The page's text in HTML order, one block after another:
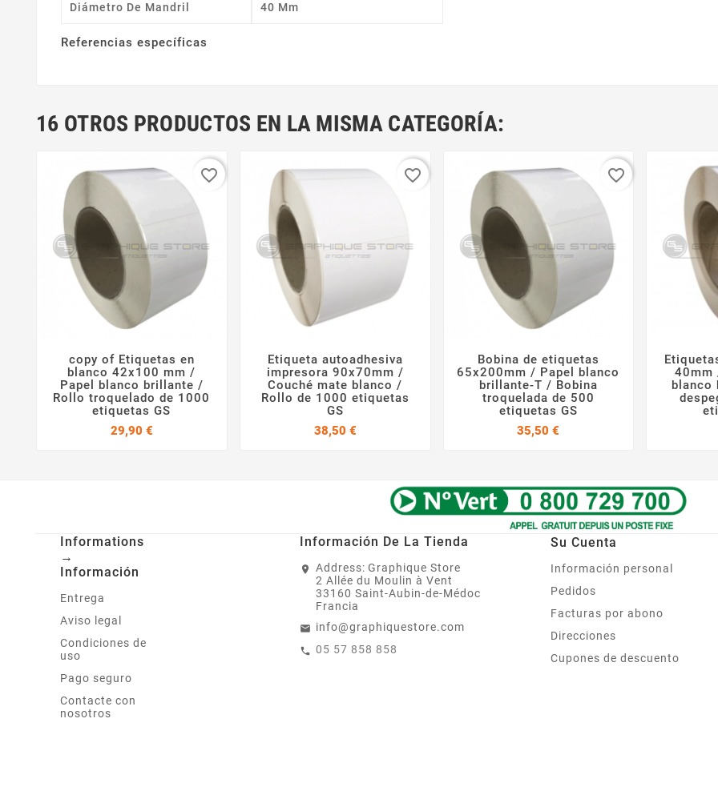
Diámetro De Mandril 40 Mm
Referencias específicas
16 OTROS PRODUCTOS EN LA MISMA CATEGORÍA:
 
copy of Etiquetas en
blanco 42x100 mm /
Papel blanco brillante /
Rollo troquelado de 1000
etiquetas GS
29,90 €Precio
favorite_border
 
Etiqueta autoadhesiva
impresora 90x70mm /
Couché mate blanco /
Rollo de 1000 etiquetas
GS
38,50 €Precio
favorite_border
 
Bobina de etiquetas
65x200mm / Papel blanco
brillante-T / Bobina
troquelada de 500
etiquetas GS
35,50 €
favorite_border
40mm
blanco
Informations
→
Información
Entrega
Aviso legal
Condiciones de
uso
Pago seguro
Contacte con
nosotros
Información De La Tienda
Address: Graphique Store
2 Allée du Moulin à Vent
33160 Saint-Aubin-de-Médoc
Francia
info@graphiquestore.com
05 57 858 858
Su Cuenta
Información personal
Pedidos
Facturas por abono
Direcciones
Cupones de descuento